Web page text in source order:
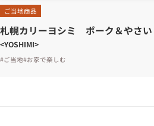
ご当地商品
札幌カリーヨシミ ポーク＆やさい
<YOSHIMI>
#ご当地#お家で楽しむ